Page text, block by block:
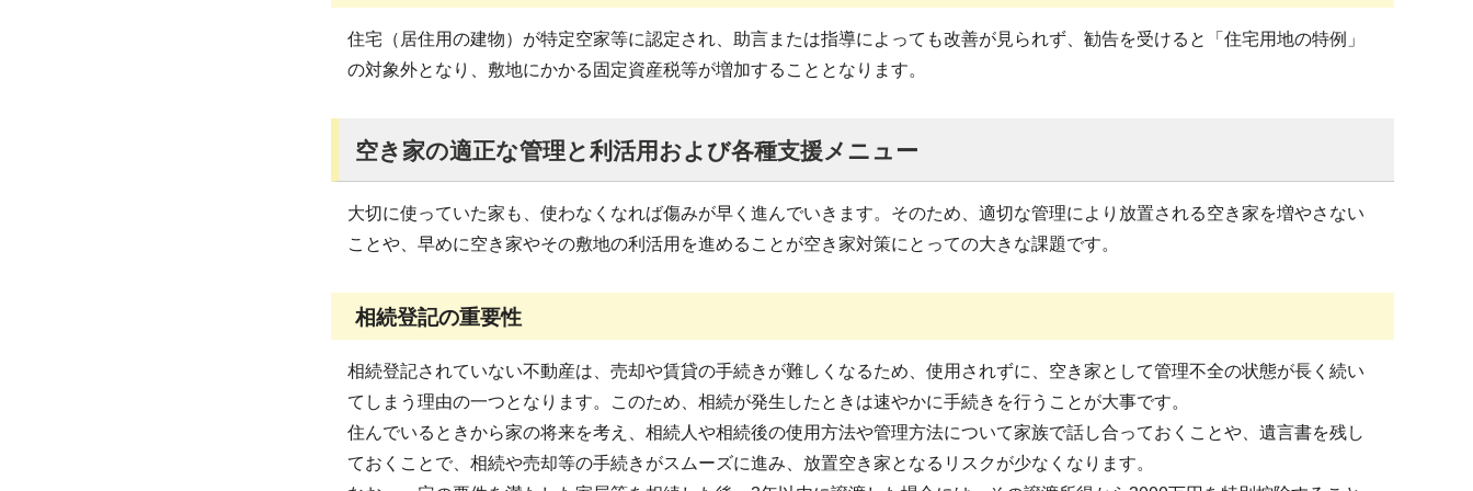
住宅（居住用の建物）が特定空家等に認定され、助言または指導によっても改善が見られず、勧告を受けると「住宅用地の特例」
の対象外となり、敷地にかかる固定資産税等が増加することとなります。
空き家の適正な管理と利活用および各種支援メニュー
大切に使っていた家も、使わなくなれば傷みが早く進んでいきます。そのため、適切な管理により放置される空き家を増やさない
ことや、早めに空き家やその敷地の利活用を進めることが空き家対策にとっての大きな課題です。
相続登記の重要性
相続登記されていない不動産は、売却や賃貸の手続きが難しくなるため、使用されずに、空き家として管理不全の状態が長く続い
てしまう理由の一つとなります。このため、相続が発生したときは速やかに手続きを行うことが大事です。
住んでいるときから家の将来を考え、相続人や相続後の使用方法や管理方法について家族で話し合っておくことや、遺言書を残し
ておくことで、相続や売却等の手続きがスムーズに進み、放置空き家となるリスクが少なくなります。